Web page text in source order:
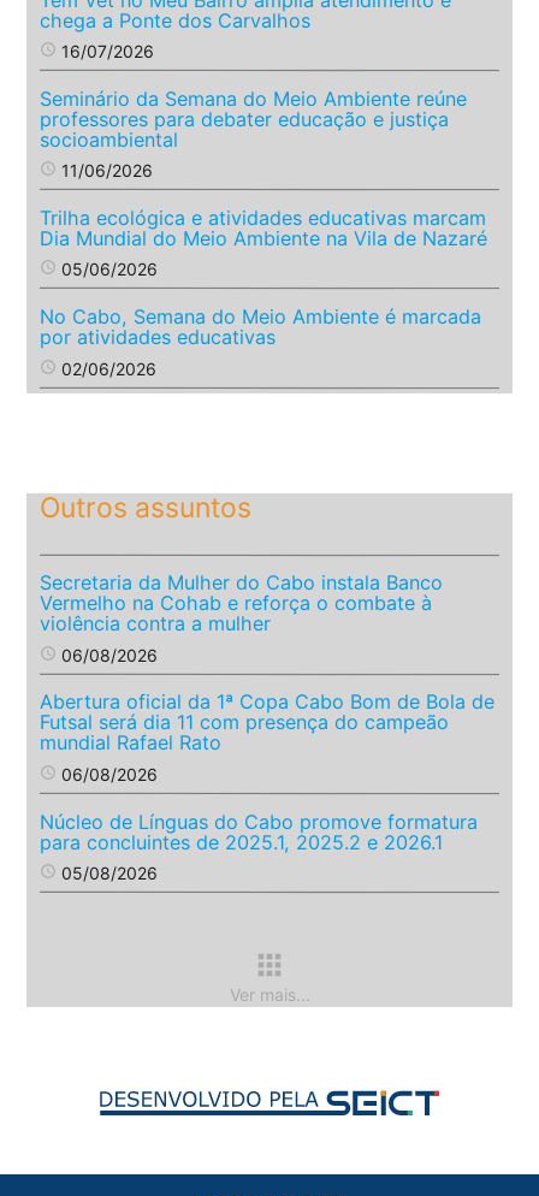
chega a Ponte dos Carvalhos
access_time 16/07/2026
Seminário da Semana do Meio Ambiente reúne
professores para debater educação e justiça
socioambiental
access_time 11/06/2026
Trilha ecológica e atividades educativas marcam
Dia Mundial do Meio Ambiente na Vila de Nazaré
access_time 05/06/2026
No Cabo, Semana do Meio Ambiente é marcada
por atividades educativas
access_time 02/06/2026
Outros assuntos
Secretaria da Mulher do Cabo instala Banco
Vermelho na Cohab e reforça o combate à
violência contra a mulher
access_time 06/08/2026
Abertura oficial da 1ª Copa Cabo Bom de Bola de
Futsal será dia 11 com presença do campeão
mundial Rafael Rato
access_time 06/08/2026
Núcleo de Línguas do Cabo promove formatura
para concluintes de 2025.1, 2025.2 e 2026.1
access_time 05/08/2026
apps
Ver mais...